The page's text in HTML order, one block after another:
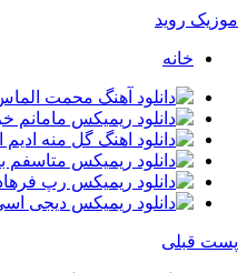
موزیک روید
خانه
پست قبلی